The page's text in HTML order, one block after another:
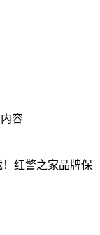
容
！红警之家品牌保